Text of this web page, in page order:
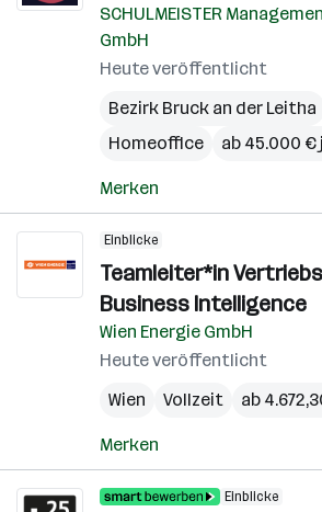
SCHULMEISTER
GmbH
Heute veröffentlicht
Bezirk Bruck an der Leitha
Homeoffice
ab 45.000 €
Merken
Einblicke
Teamleiter*in
Business Intelligence
Wien Energie GmbH
Heute veröffentlicht
Wien
Vollzeit ab
Merken
Einblicke